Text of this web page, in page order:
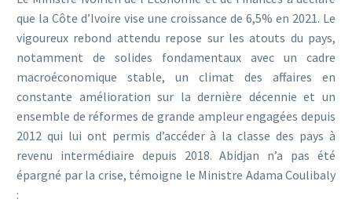
que la Côte d’Ivoire vise une croissance de 6,5% en 2021. Le
vigoureux rebond attendu repose sur les atouts du pays,
notamment de solides fondamentaux avec un cadre
macroéconomique stable, un climat des affaires en
constante amélioration sur la dernière décennie et un
ensemble de réformes de grande ampleur engagées depuis
2012 qui lui ont permis d’accéder à la classe des pays à
revenu intermédiaire depuis 2018. Abidjan n’a pas été
épargné par la crise, témoigne le Ministre Adama Coulibaly
: